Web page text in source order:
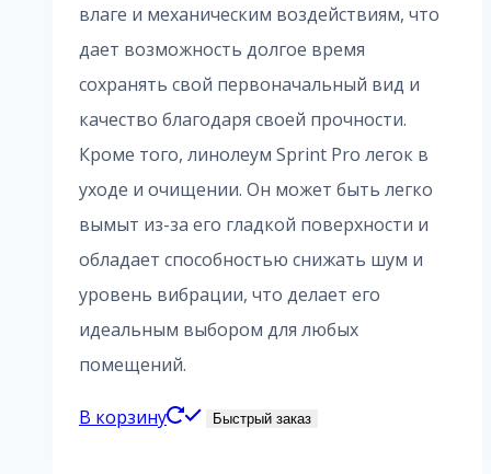
влаге и механическим воздействиям, что
дает возможность долгое время
сохранять свой первоначальный вид и
качество благодаря своей прочности.
Кроме того, линолеум Sprint Pro легок в
уходе и очищении. Он может быть легко
вымыт из-за его гладкой поверхности и
обладает способностью снижать шум и
уровень вибрации, что делает его
идеальным выбором для любых
помещений.
В корзину Быстрый заказ